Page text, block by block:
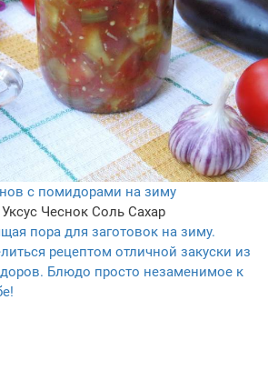
с помидорами на зиму
Уксус Чеснок Соль Сахар
пора для заготовок на зиму.
рецептом отличной закуски из
Блюдо просто незаменимое к